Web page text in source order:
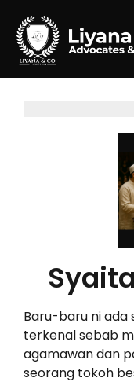
Baru-baru ni ada
terkenal sebab
agamawan dan
seorang tokoh